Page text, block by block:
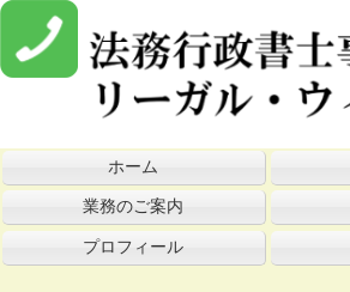
ホーム
業務のご案内
プロフィール